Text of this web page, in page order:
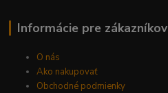
Informácie pre zákazníkov
O nás
Ako nakupovať
Obchodné podmienky